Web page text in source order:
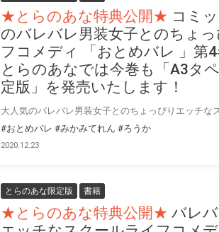
★とらのあな特典公開★ コミ
のバレバレ男装女子とのちょ
フコメディ 「おとめバレ 」第
とらのあなでは今巻も「A3タ
定版」を発売いたします！
#おとめバレ #みかみてれん #ろうか
2020.12.23
とらのあな限定版 書籍
★とらのあな特典公開★ バレ